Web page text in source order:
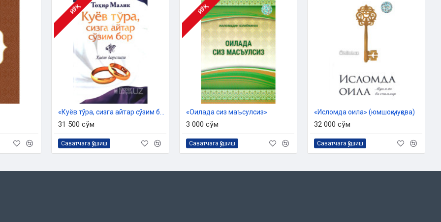
ЙЎҚ
31 500 сўм
Саватчага қўшиш
ЙЎҚ
«Оилада сиз маъсулсиз»
3 000 сўм
Саватчага қўшиш
«Исломда оила» (юмшоқ муқова)
32 000 сўм
Саватчага қўшиш